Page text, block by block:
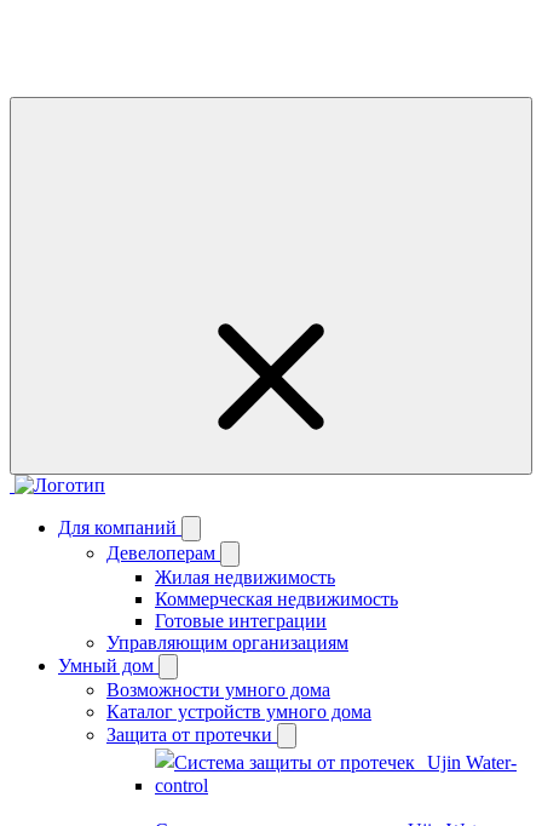
Для компаний
Девелоперам
Жилая недвижимость
Коммерческая недвижимость
Готовые интеграции
Управляющим организациям
Умный дом
Возможности умного дома
Каталог устройств умного дома
Защита от протечки